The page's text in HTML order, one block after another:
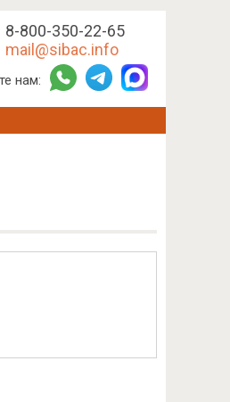
8-800-350-22-65
mail@sibac.info
нам: